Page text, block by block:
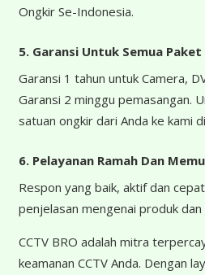
Ongkir Se-Indonesia.
5. Garansi Untuk Semua Paket
Garansi 1 tahun untuk Camera,
Garansi 2 minggu pemasangan.
satuan ongkir dari Anda ke kami
6. Pelayanan Ramah Dan
Respon yang baik, aktif dan
penjelasan mengenai produk
CCTV BRO adalah mitra
keamanan CCTV Anda. Dengan